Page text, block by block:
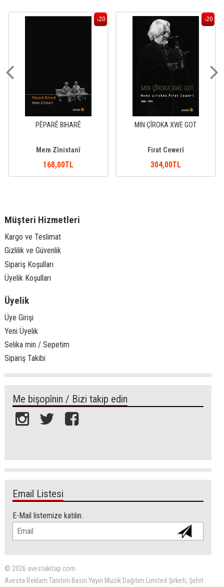
%20
PÊPARÊ BIHARÊ
Mem Zînistanî
168,00TL
%20
MIN ÇÎROKA XWE GOT
Firat Cewerî
304,00TL
Müşteri Hizmetleri
Kargo ve Teslimat
Gizlilik ve Güvenlik
Sipariş Koşulları
Üyelik Koşulları
Üyelik
Üye Girişi
Yeni Üyelik
Selika min / Sepetim
Sipariş Takibi
Me bişopînin / Bizi takip edin
Email Listesi
E-Mail listemize katılın.
© 2026 avestakitap.com
Avesta Reklam Tanıtım Basın Yayın Müzik Dağıtım Limited Şirketi, Şehit